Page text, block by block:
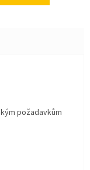
požadavkům